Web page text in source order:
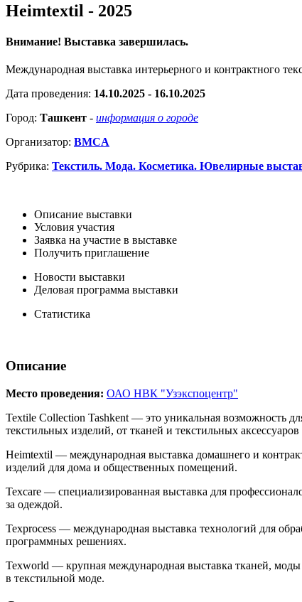
Heimtextil - 2025
Внимание! Выставка завершилась.
Международная выставка интерьерного и контрактного
Дата проведения: 14.10.2025 - 16.10.2025
Город: Ташкент - информация о городе
Организатор: BMCA
Рубрика: Текстиль. Мода. Косметика. Ювелирные
Описание выставки
Условия участия
Заявка на участие в выставке
Получить приглашение
Новости выставки
Деловая программа выставки
Статистика
Описание
Место проведения: ОАО НВК "Узэкспоцентр"
Textile Collection Tashkent — это уникальная возможность
текстильных изделий, от тканей и текстильных
Heimtextil — международная выставка домашнего и
изделий для дома и общественных помещений.
Texcare — специализированная выставка для
за одеждой.
Texprocess — международная выставка технологий для
программных решениях.
Texworld — крупная международная выставка тканей, моды
в текстильной моде.